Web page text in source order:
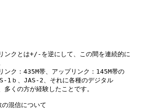
ンクとは+/-を逆にして、この間を連続的に
ンク：435M帯、アップリンク：145M帯の
1ｂ、JAS-2、それに各種のデジタル
くの方が経験したことです。
の混信について